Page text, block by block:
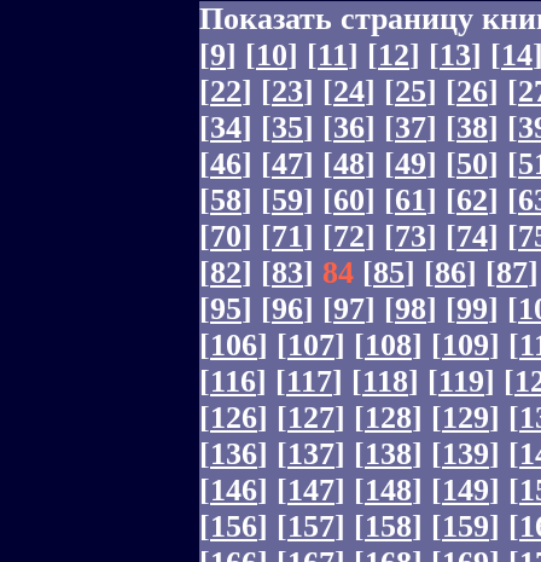
Показать страницу
[9] [10] [11] [12] [13] [14
[22] [23] [24] [25] [26] [
[34] [35] [36] [37] [38] [
[46] [47] [48] [49] [50] [
[58] [59] [60] [61] [62] [
[70] [71] [72] [73] [74] [
[82] [83] 84 [85] [86] [87]
[95] [96] [97] [98] [99] [
[106] [107] [108] [109] [
[116] [117] [118] [119] [
[126] [127] [128] [129] [
[136] [137] [138] [139] [
[146] [147] [148] [149] [
[156] [157] [158] [159] [